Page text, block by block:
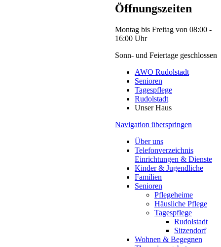
Öffnungszeiten
Montag bis Freitag von 08:00 -
16:00 Uhr
Sonn- und Feiertage geschlossen
AWO Rudolstadt
Senioren
Tagespflege
Rudolstadt
Unser Haus
Navigation überspringen
Über uns
Telefonverzeichnis
Einrichtungen & Dienste
Kinder & Jugendliche
Familien
Senioren
Pflegeheime
Häusliche Pflege
Tagespflege
Rudolstadt
Sitzendorf
Wohnen & Begegnen